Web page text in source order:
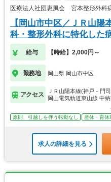
医療法人社団恵風会 宮本整形外科
【岡山市中区／ＪＲ山陽
科・整形外科に特化した
給与 【時給】2,000円～
勤務地 岡山県 岡山市中区
アクセス
ＪＲ山陽本線(神戸－門
岡山電気軌道東山線 中
原則、引越しを伴う転勤なし 産休・育休
求人の詳細を見る